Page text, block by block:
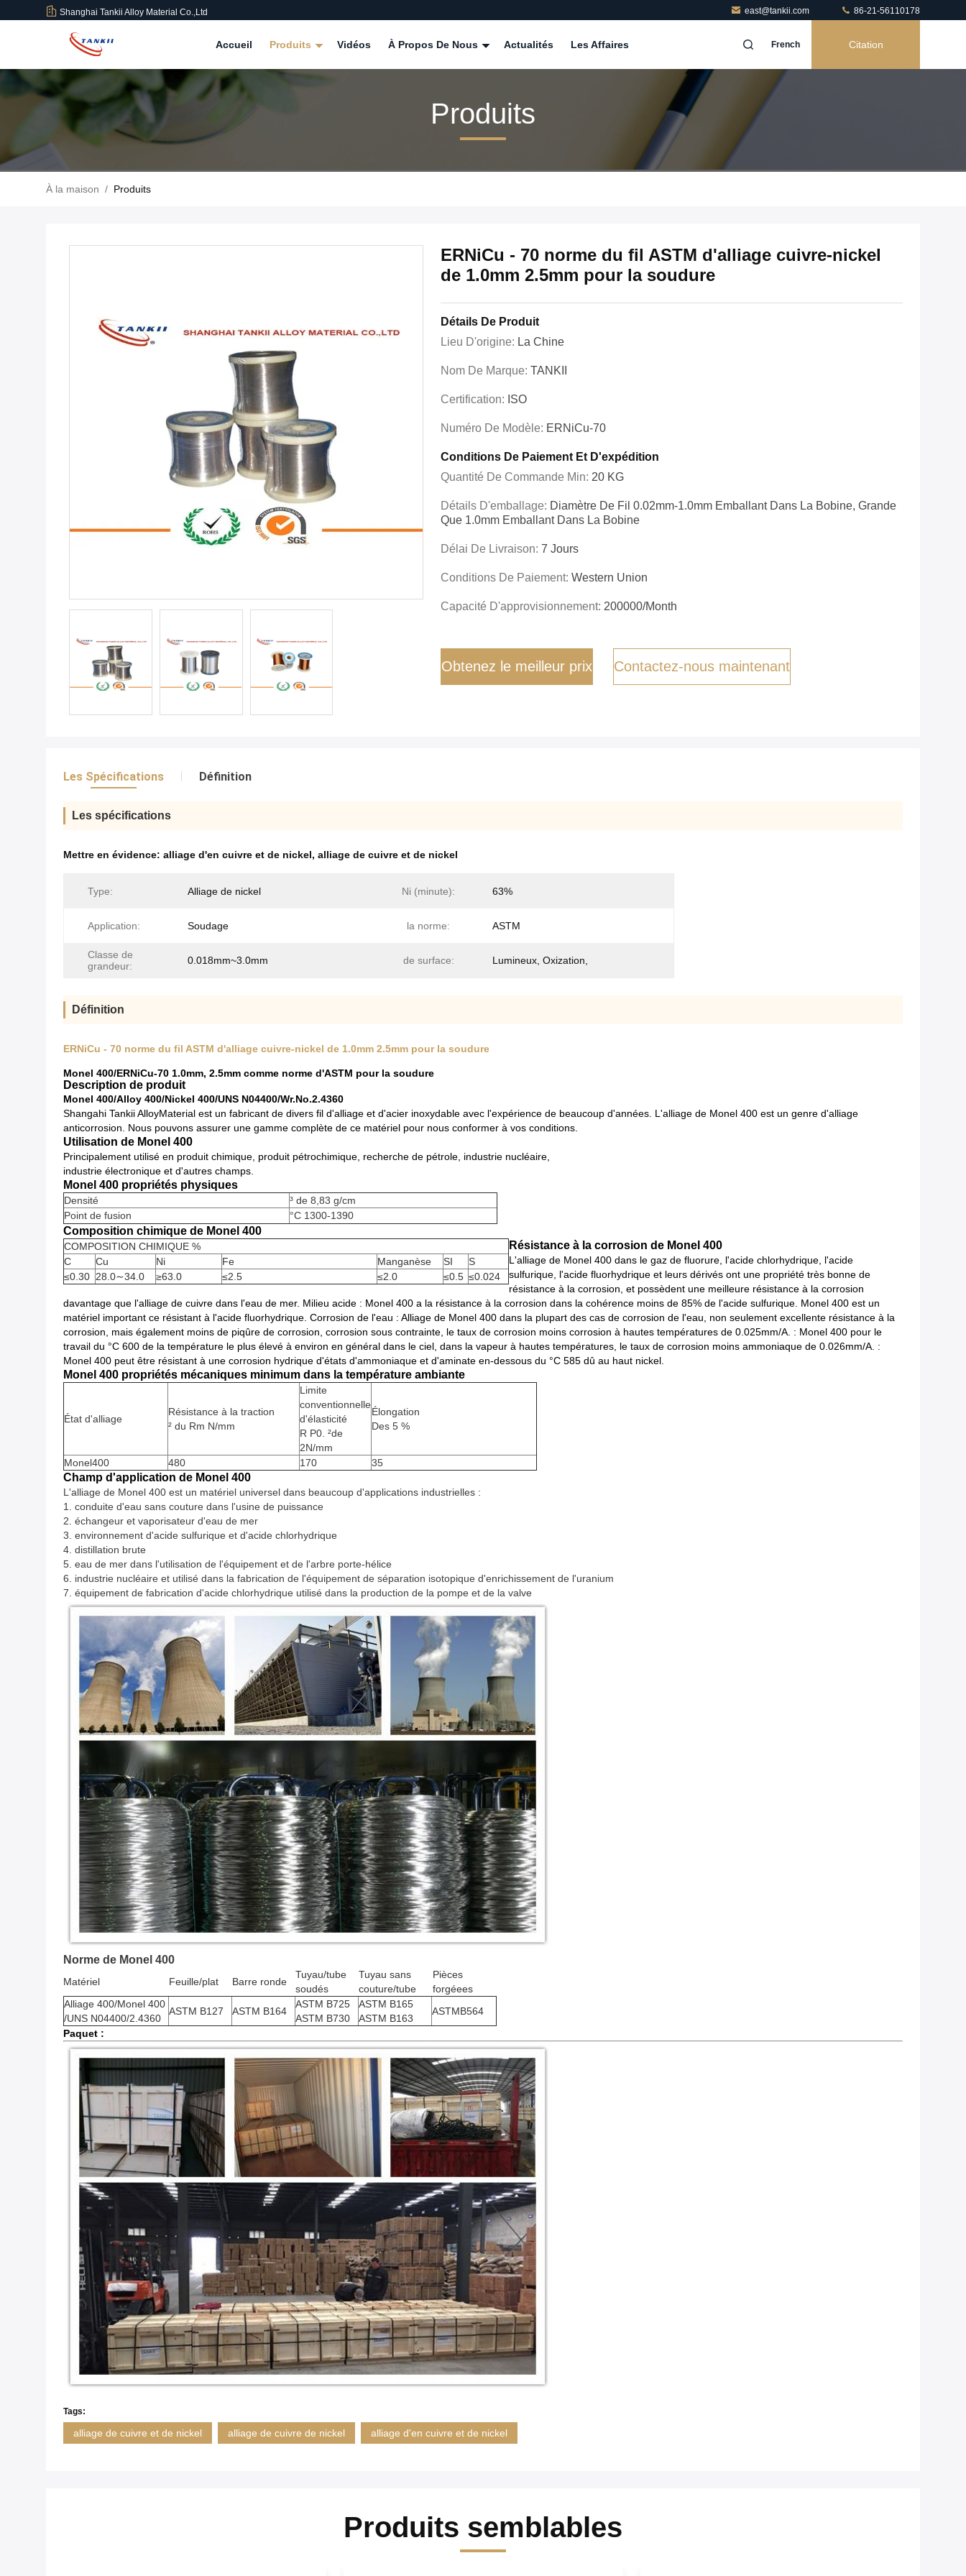
Shanghai Tankii Alloy Material Co.,Ltd east@tankii.com 86-21-56110178
Accueil Produits Vidéos À Propos De Nous Actualités Les Affaires French Citation
Produits
À la maison / Produits
ERNiCu - 70 norme du fil ASTM d'alliage cuivre-nickel
de 1.0mm 2.5mm pour la soudure
Détails De Produit
Lieu D'origine: La Chine
Nom De Marque: TANKII
Certification: ISO
Numéro De Modèle: ERNiCu-70
Conditions De Paiement Et D'expédition
Quantité De Commande Min: 20 KG
Détails D'emballage: Diamètre De Fil 0.02mm-1.0mm Emballant Dans La Bobine, Grande
Que 1.0mm Emballant Dans La Bobine
Délai De Livraison: 7 Jours
Conditions De Paiement: Western Union
Capacité D'approvisionnement: 200000/month
Obtenez le meilleur prix Contactez-nous maintenant
Les Spécifications Définition
Les spécifications
Mettre en évidence: alliage d'en cuivre et de nickel, alliage de cuivre et de nickel
Type: Alliage de nickel Ni (minute): 63%
Application: Soudage la norme: ASTM
Classe de
grandeur:
0.018mm~3.0mm de surface: Lumineux, Oxization,
Définition
ERNiCu - 70 norme du fil ASTM d'alliage cuivre-nickel de 1.0mm 2.5mm pour la soudure
Monel 400/ERNiCu-70 1.0mm, 2.5mm comme norme d'ASTM pour la soudure
Description de produit
Monel 400/Alloy 400/Nickel 400/UNS N04400/Wr.No.2.4360
Shangahi Tankii AlloyMaterial est un fabricant de divers fil d'alliage et d'acier inoxydable avec l'expérience de beaucoup d'années. L'alliage de Monel 400 est un genre d'alliage
anticorrosion. Nous pouvons assurer une gamme complète de ce matériel pour nous conformer à vos conditions.
Utilisation de Monel 400
Principalement utilisé en produit chimique, produit pétrochimique, recherche de pétrole, industrie nucléaire,
industrie électronique et d'autres champs.
Monel 400 propriétés physiques
Densité
³ de 8,83 g/cm
Point de fusion
°C 1300-1390
Composition chimique de Monel 400
COMPOSITION CHIMIQUE %
C
Cu Ni Fe Manganèse SI
S
≤0.30 28.0∼34.0 ≥63.0 ≤2.5 ≤2.0 ≤0.5 ≤0.024
Résistance à la corrosion de Monel 400
L'alliage de Monel 400 dans le gaz de fluorure, l'acide chlorhydrique, l'acide
sulfurique, l'acide fluorhydrique et leurs dérivés ont une propriété très bonne de
résistance à la corrosion, et possèdent une meilleure résistance à la corrosion
davantage que l'alliage de cuivre dans l'eau de mer. Milieu acide : Monel 400 a la résistance à la corrosion dans la cohérence moins de 85% de l'acide sulfurique. Monel 400 est un
matériel important ce résistant à l'acide fluorhydrique. Corrosion de l'eau : Alliage de Monel 400 dans la plupart des cas de corrosion de l'eau, non seulement excellente résistance à la
corrosion, mais également moins de piqûre de corrosion, corrosion sous contrainte, le taux de corrosion moins corrosion à hautes températures de 0.025mm/A. : Monel 400 pour le
travail du °C 600 de la température le plus élevé à environ en général dans le ciel, dans la vapeur à hautes températures, le taux de corrosion moins ammoniaque de 0.026mm/A. :
Monel 400 peut être résistant à une corrosion hydrique d'états d'ammoniaque et d'aminate en-dessous du °C 585 dû au haut nickel.
Monel 400 propriétés mécaniques minimum dans la température ambiante
État d'alliage
Résistance à la traction
² du Rm N/mm
Limite
conventionnelle
d'élasticité
R P0. ²de
2N/mm
Élongation
Des 5 %
Monel400 480 170 35
Champ d'application de Monel 400
L'alliage de Monel 400 est un matériel universel dans beaucoup d'applications industrielles :
1. conduite d'eau sans couture dans l'usine de puissance
2. échangeur et vaporisateur d'eau de mer
3. environnement d'acide sulfurique et d'acide chlorhydrique
4. distillation brute
5. eau de mer dans l'utilisation de l'équipement et de l'arbre porte-hélice
6. industrie nucléaire et utilisé dans la fabrication de l'équipement de séparation isotopique d'enrichissement de l'uranium
7. équipement de fabrication d'acide chlorhydrique utilisé dans la production de la pompe et de la valve
Norme de Monel 400
Matériel Feuille/plat Barre ronde
Tuyau/tube
soudés
Tuyau sans
couture/tube
Pièces
forgéees
Alliage 400/Monel 400
/UNS N04400/2.4360
ASTM B127 ASTM B164
ASTM B725
ASTM B730
ASTM B165
ASTM B163
ASTMB564
Paquet :
Tags:
alliage de cuivre et de nickel alliage de cuivre de nickel alliage d'en cuivre et de nickel
Produits semblables